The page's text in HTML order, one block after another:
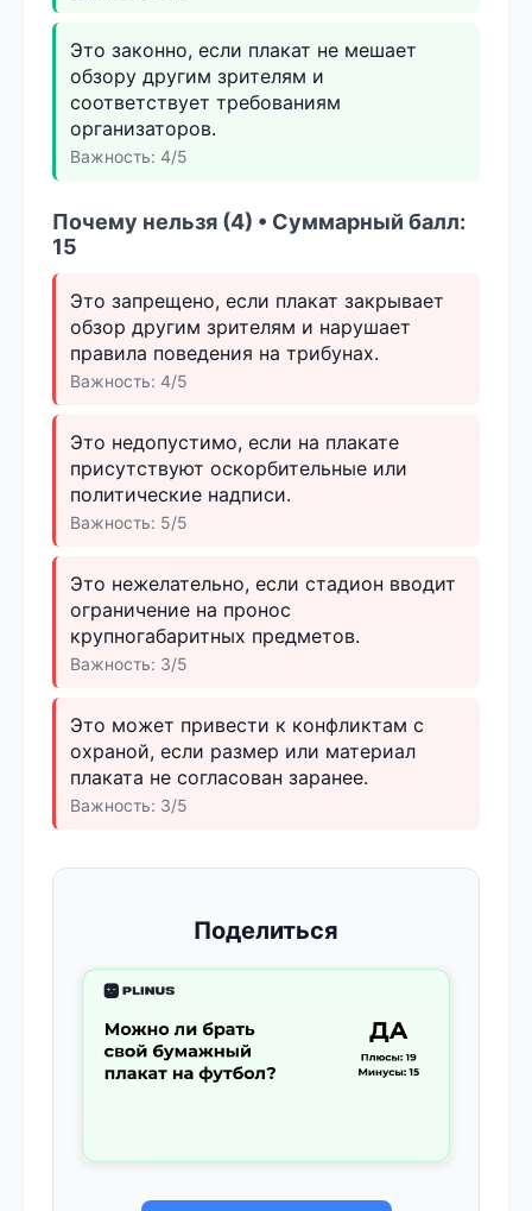
Это законно, если плакат не мешает
обзору другим зрителям и
соответствует требованиям
организаторов.
Важность: 4/5
Почему нельзя (4) • Суммарный балл:
15
Это запрещено, если плакат закрывает
обзор другим зрителям и нарушает
правила поведения на трибунах.
Важность: 4/5
Это недопустимо, если на плакате
присутствуют оскорбительные или
политические надписи.
Важность: 5/5
Это нежелательно, если стадион вводит
ограничение на пронос
крупногабаритных предметов.
Важность: 3/5
Это может привести к конфликтам с
охраной, если размер или материал
плаката не согласован заранее.
Важность: 3/5
Поделиться